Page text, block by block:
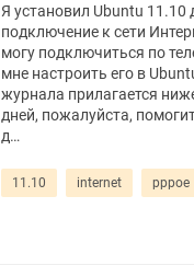
Я установил Ubuntu 11.10
подключение к сети
могу подключиться по
мне настроить его в
журнала прилагается
дней, пожалуйста,
д…
11.10 internet pppoe